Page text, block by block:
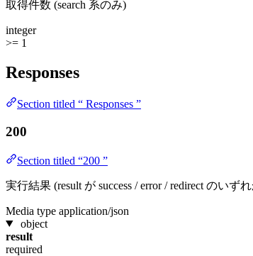
取得件数 (search 系のみ)
integer
>= 1
Responses
Section titled “ Responses ”
200
Section titled “200 ”
実行結果 (result が success / error / redirect のいず
Media type application/json
object
result
required